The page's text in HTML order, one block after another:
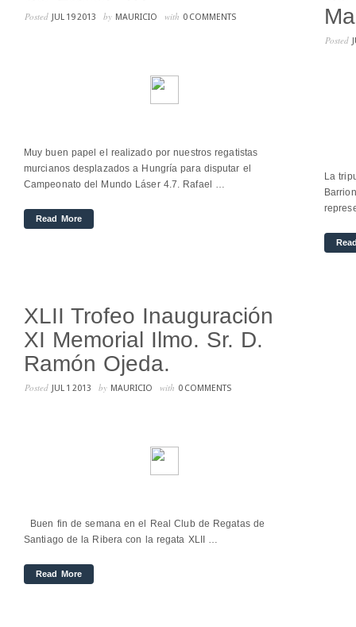
Posted JUL 19 2013 by MAURICIO with 0 COMMENTS
Muy buen papel el realizado por nuestros regatistas
murcianos desplazados a Hungría para disputar el
Campeonato del Mundo Láser 4.7. Rafael …
Read More
Posted
La
XLII Trofeo Inauguración
XI Memorial Ilmo. Sr. D.
Ramón Ojeda.
Posted JUL 1 2013 by MAURICIO with 0 COMMENTS
Buen fin de semana en el Real Club de Regatas de
Santiago de la Ribera con la regata XLII …
Read More